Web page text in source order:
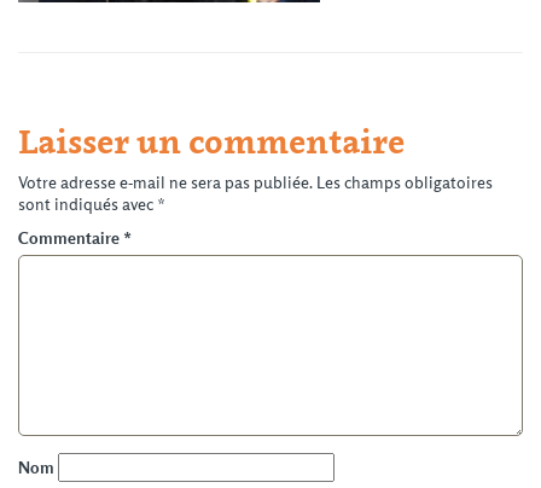
Laisser un commentaire
Votre adresse e-mail ne sera pas publiée. Les champs obligatoires
sont indiqués avec *
Commentaire *
Nom